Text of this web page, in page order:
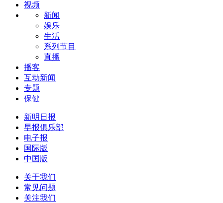
视频
新闻
娱乐
生活
系列节目
直播
播客
互动新闻
专题
保健
新明日报
早报俱乐部
电子报
国际版
中国版
关于我们
常见问题
关注我们